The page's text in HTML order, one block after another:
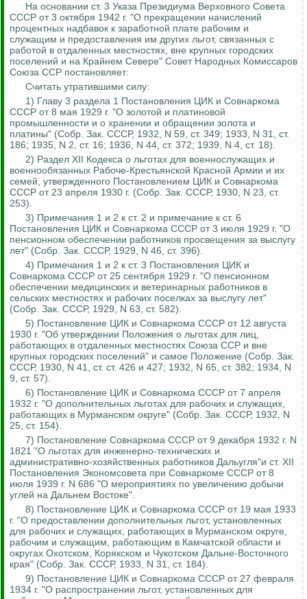
На основании ст. 3 Указа Президиума Верховного Совета
СССР от 3 октября 1942 г. "О прекращении начислений
процентных надбавок к заработной плате рабочим и
служащим и предоставления им других льгот, связанных с
работой в отдаленных местностях, вне крупных городских
поселений и на Крайнем Севере" Совет Народных Комиссаров
Союза ССР постановляет:
Считать утратившими силу:
1) Главу 3 раздела 1 Постановления ЦИК и Совнаркома
СССР от 8 мая 1929 г. "О золотой и платиновой
промышленности и о хранении и обращении золота и
платины" (Собр. Зак. СССР, 1932, N 59, ст. 349; 1933, N 31, ст.
186; 1935, N 2, ст. 16; 1936, N 44, ст. 372; 1939, N 4, ст. 18).
2) Раздел XII Кодекса о льготах для военнослужащих и
военнообязанных Рабоче-Крестьянской Красной Армии и их
семей, утвержденного Постановлением ЦИК и Совнаркома
СССР от 23 апреля 1930 г. (Собр. Зак. СССР, 1930, N 23, ст.
253).
3) Примечания 1 и 2 к ст. 2 и примечание к ст. 6
Постановления ЦИК и Совнаркома СССР от 3 июля 1929 г. "О
пенсионном обеспечении работников просвещения за выслугу
лет" (Собр. Зак. СССР, 1929, N 46, ст. 396).
4) Примечания 1 и 2 к ст. 3 Постановления ЦИК и
Совнаркома СССР от 25 сентября 1929 г. "О пенсионном
обеспечении медицинских и ветеринарных работников в
сельских местностях и рабочих поселках за выслугу лет"
(Собр. Зак. СССР, 1929, N 63, ст. 582).
5) Постановление ЦИК и Совнаркома СССР от 12 августа
1930 г. "Об утверждении Положения о льготах для лиц,
работающих в отдаленных местностях Союза ССР и вне
крупных городских поселений" и самое Положение (Собр. Зак.
СССР, 1930, N 41, ст. ст. 426 и 427; 1932, N 65, ст. 382; 1934, N
9, ст. 57).
6) Постановление ЦИК и Совнаркома СССР от 7 апреля
1932 г. "О дополнительных льготах для рабочих и служащих,
работающих в Мурманском округе" (Собр. Зак. СССР, 1932, N
25, ст. 154).
7) Постановление Совнаркома СССР от 9 декабря 1932 г. N
1821 "О льготах для инженерно-технических и
административно-хозяйственных работников Дальугля"и ст. XII
Постановления Экономсовета при Совнаркоме СССР от 8
июля 1939 г. N 686 "О мероприятиях по увеличению добычи
углей на Дальнем Востоке".
8) Постановление ЦИК и Совнаркома СССР от 19 мая 1933
г. "О предоставлении дополнительных льгот, установленных
для рабочих и служащих, работающих в Мурманском округе,
рабочим и служащим, работающим в Камчатской области и
округах Охотском, Корякском и Чукотском Дальне-Восточного
края" (Собр. Зак. СССР, 1933, N 31, ст. 184).
9) Постановление ЦИК и Совнаркома СССР от 27 февраля
1934 г. "О распространении льгот, установленных для